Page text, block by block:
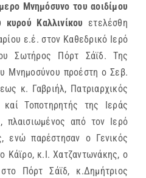
Μνημόσυνο του αοιδίμου
κυρού Καλλινίκου ετελέσθη
ε.έ. στον Καθεδρικό Ιερό
Σωτήρος Πόρτ Σάϊδ. Της
Μνημοσύνου προέστη ο Σεβ.
κ. Γαβριήλ, Πατριαρχικός
καί Τοποτηρητής της Ιεράς
πλαισιωμένος από τον Ιερό
ενώ παρέστησαν ο Γενικός
Κάϊρο, κ.Ι. Χατζαντωνάκης, ο
Πόρτ Σάϊδ, κ.Δημήτριος